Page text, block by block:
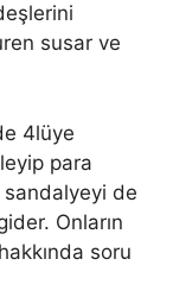
susar ve
4lüye
para
sandalyeyi de
Onların
soru